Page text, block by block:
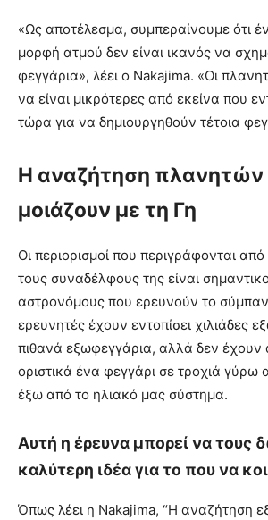
«Ως αποτέλεσμα, συμπεραίνουμε ότι
μορφή ατμού δεν είναι ικανός να
φεγγάρια», λέει ο Nakajima. «Οι
να είναι μικρότερες από εκείνα που
τώρα για να δημιουργηθούν τέτοια
Η αναζήτηση πλανητών
μοιάζουν με τη Γη
Οι περιορισμοί που περιγράφονται
τους συναδέλφους της είναι
αστρονόμους που ερευνούν το
ερευνητές έχουν εντοπίσει χιλιάδες
πιθανά εξωφεγγάρια, αλλά δεν έχουν
οριστικά ένα φεγγάρι σε τροχιά
έξω από το ηλιακό μας σύστημα.
Αυτή η έρευνα μπορεί να τους
καλύτερη ιδέα για το που να
Όπως λέει η Nakajima, “Η αναζήτηση